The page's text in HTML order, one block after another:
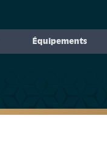
Équipements